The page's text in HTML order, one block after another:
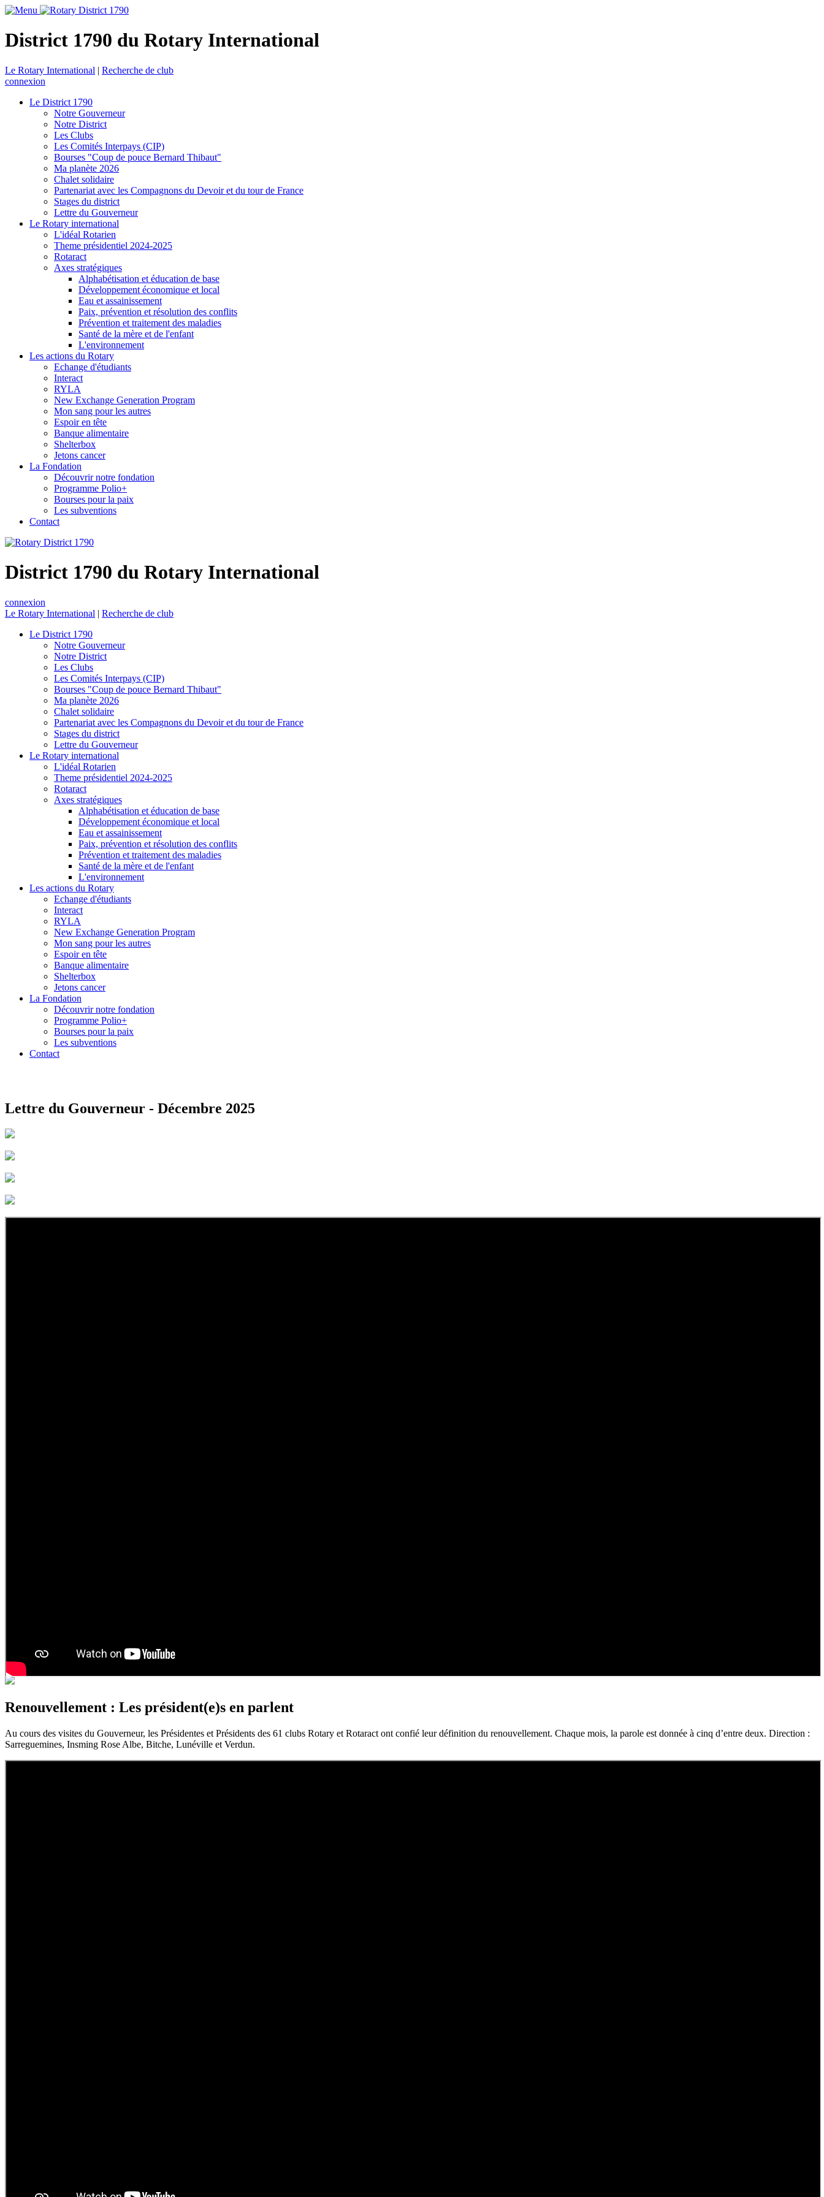
District 1790 du Rotary International
Le Rotary International | Recherche de club
connexion
Le District 1790
Notre Gouverneur
Notre District
Les Clubs
Les Comités Interpays (CIP)
Bourses "Coup de pouce Bernard Thibaut"
Ma planète 2026
Chalet solidaire
Partenariat avec les Compagnons du Devoir et du tour de France
Stages du district
Lettre du Gouverneur
Le Rotary international
L'idéal Rotarien
Theme présidentiel 2024-2025
Rotaract
Axes stratégiques
Alphabétisation et éducation de base
Développement économique et local
Eau et assainissement
Paix, prévention et résolution des conflits
Prévention et traitement des maladies
Santé de la mère et de l'enfant
L'environnement
Les actions du Rotary
Echange d'étudiants
Interact
RYLA
New Exchange Generation Program
Mon sang pour les autres
Espoir en tête
Banque alimentaire
Shelterbox
Jetons cancer
La Fondation
Découvrir notre fondation
Programme Polio+
Bourses pour la paix
Les subventions
Contact
District 1790 du Rotary International
connexion
Le Rotary International | Recherche de club
Le District 1790
Notre Gouverneur
Notre District
Les Clubs
Les Comités Interpays (CIP)
Bourses "Coup de pouce Bernard Thibaut"
Ma planète 2026
Chalet solidaire
Partenariat avec les Compagnons du Devoir et du tour de France
Stages du district
Lettre du Gouverneur
Le Rotary international
L'idéal Rotarien
Theme présidentiel 2024-2025
Rotaract
Axes stratégiques
Alphabétisation et éducation de base
Développement économique et local
Eau et assainissement
Paix, prévention et résolution des conflits
Prévention et traitement des maladies
Santé de la mère et de l'enfant
L'environnement
Les actions du Rotary
Echange d'étudiants
Interact
RYLA
New Exchange Generation Program
Mon sang pour les autres
Espoir en tête
Banque alimentaire
Shelterbox
Jetons cancer
La Fondation
Découvrir notre fondation
Programme Polio+
Bourses pour la paix
Les subventions
Contact
Lettre du Gouverneur - Décembre 2025
Renouvellement : Les président(e)s en parlent
Au cours des visites du Gouverneur, les Présidentes et Présidents des 61 clubs Rotary et Rotaract ont confié leur définition du renouvellement. Chaque mois, la parole est donnée à cinq d’entre deux. Direction :
Sarreguemines, Insming Rose Albe, Bitche, Lunéville et Verdun.